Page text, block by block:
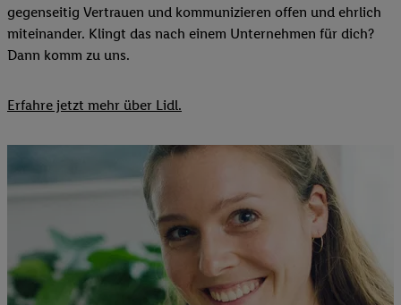
gegenseitig Vertrauen und kommunizieren offen und ehrlich
miteinander. Klingt das nach einem Unternehmen für dich?
Dann komm zu uns.​
Erfahre jetzt mehr über Lidl.